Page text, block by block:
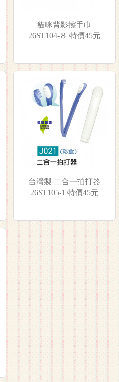
貓咪背影擦手巾
26ST104-８ 特價45元
台灣製 二合一拍打器
26ST105-1 特價45元